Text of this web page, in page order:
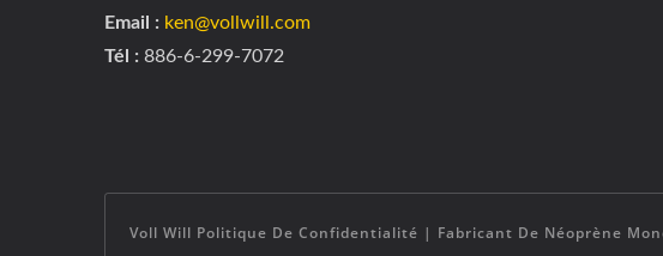
Email : ken@vollwill.com
Tél : 886-6-299-7072
Voll Will Politique De Confidentialité | Fabricant De Néoprène